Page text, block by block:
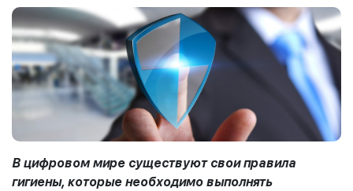
В цифровом мире существуют свои правила
гигиены, которые необходимо выполнять